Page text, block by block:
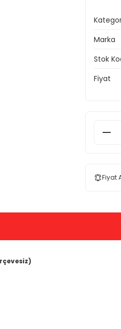
Marka
Stok
Fiyat
Fiyat